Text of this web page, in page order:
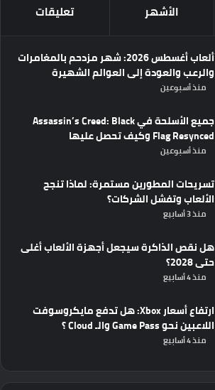
الأشهر تعليقات
ألعاب أغسطس 2026: شهر مزدحم بالمغامرات
والرعب والعودة إلى العوالم الشهيرة
منذ أسبوعين
جميع الأسلحة في Assassin’s Creed: Black
Flag Resynced وكيف تحصل عليها
منذ أسبوعين
تسريحات المطورين مستمرة: لماذا تنجح
الألعاب وتفشل الشركات؟
منذ 3 أسابيع
هل نقص الذاكرة سيجعل أجهزة الألعاب أغلى
حتى 2028؟
منذ 4 أسابيع
ارتفاع أسعار Xbox: هل تدفع مايكروسوفت
اللاعبين نحو Game Pass والـ Cloud ؟
منذ 4 أسابيع